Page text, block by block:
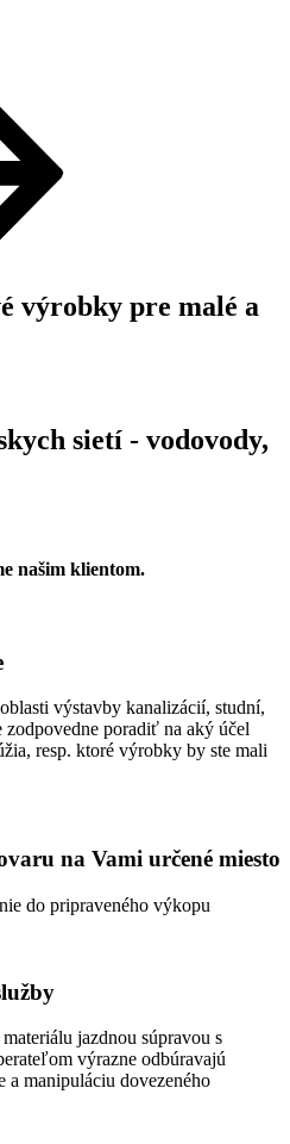
výrobky pre malé a
sietí - vodovody,
našim klientom.
výstavby kanalizácií, studní,
poradiť na aký účel
resp. ktoré výrobky by ste mali
na Vami určené miesto
do pripraveného výkopu
jazdnou súpravou s
výrazne odbúravajú
a manipuláciu dovezeného